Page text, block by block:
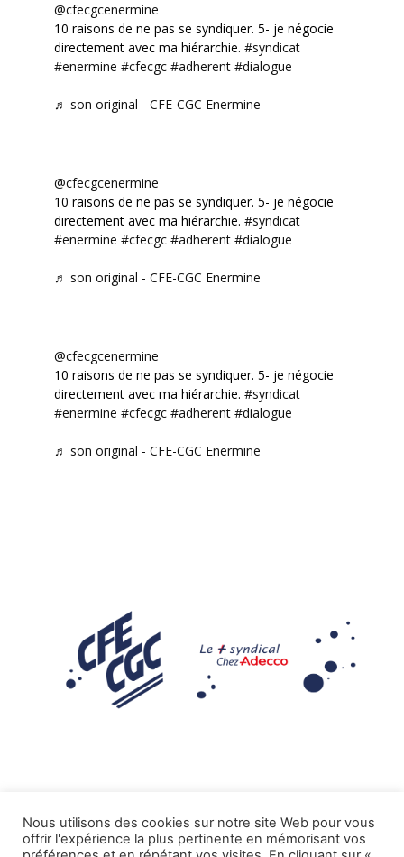
@cfecgcenermine
10 raisons de ne pas se syndiquer. 5- je négocie
directement avec ma hiérarchie. #syndicat
#enermine #cfecgc #adherent #dialogue
♬ son original - CFE-CGC Enermine
@cfecgcenermine
10 raisons de ne pas se syndiquer. 5- je négocie
directement avec ma hiérarchie. #syndicat
#enermine #cfecgc #adherent #dialogue
♬ son original - CFE-CGC Enermine
@cfecgcenermine
10 raisons de ne pas se syndiquer. 5- je négocie
directement avec ma hiérarchie. #syndicat
#enermine #cfecgc #adherent #dialogue
♬ son original - CFE-CGC Enermine
Mentions légales
Nous utilisons des cookies sur notre site Web pour vous
offrir l'expérience la plus pertinente en mémorisant vos